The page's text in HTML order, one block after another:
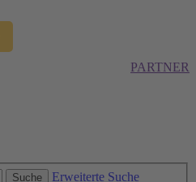
PARTNER
Suche Erweiterte Suche